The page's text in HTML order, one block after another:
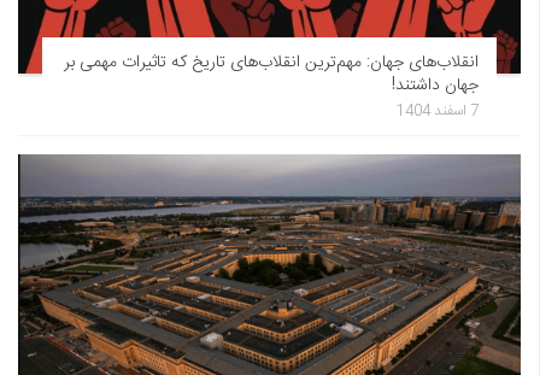
انقلاب‌های جهان: مهم‌ترین انقلاب‌های تاریخ که تاثیرات مهمی بر
جهان داشتند!
7 اسفند 1404